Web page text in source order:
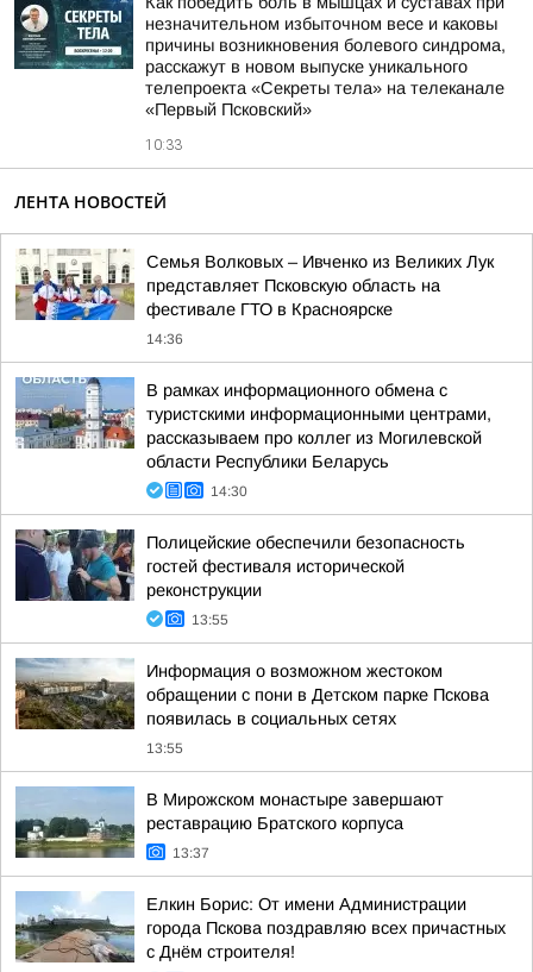
незначительном избыточном весе и каковы
причины возникновения болевого синдрома,
расскажут в новом выпуске уникального
телепроекта «Секреты тела» на телеканале
«Первый Псковский»
10:33
ЛЕНТА НОВОСТЕЙ
Семья Волковых – Ивченко из Великих Лук
представляет Псковскую область на
фестивале ГТО в Красноярске
14:36
В рамках информационного обмена с
туристскими информационными центрами,
рассказываем про коллег из Могилевской
области Республики Беларусь
14:30
Полицейские обеспечили безопасность
гостей фестиваля исторической
реконструкции
13:55
Информация о возможном жестоком
обращении с пони в Детском парке Пскова
появилась в социальных сетях
13:55
В Мирожском монастыре завершают
реставрацию Братского корпуса
13:37
Елкин Борис: От имени Администрации
города Пскова поздравляю всех причастных
с Днём строителя!